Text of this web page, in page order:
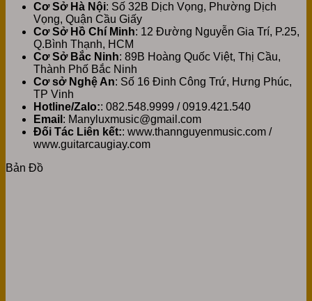
Cơ Sở Hà Nội: Số 32B Dịch Vọng, Phường Dịch
Vọng, Quận Cầu Giấy
Cơ Sở Hồ Chí Minh: 12 Đường Nguyễn Gia Trí, P.25,
Q.Bình Thạnh, HCM
Cơ Sở Bắc Ninh: 89B Hoàng Quốc Việt, Thị Cầu,
Thành Phố Bắc Ninh
Cơ sở Nghệ An: Số 16 Đinh Công Trứ, Hưng Phúc,
TP Vinh
Hotline/Zalo:: 082.548.9999 / 0919.421.540
Email : Manyluxmusic@gmail.com
Đối Tác Liên kết:: www.thannguyenmusic.com /
www.guitarcaugiay.com
Bản Đồ